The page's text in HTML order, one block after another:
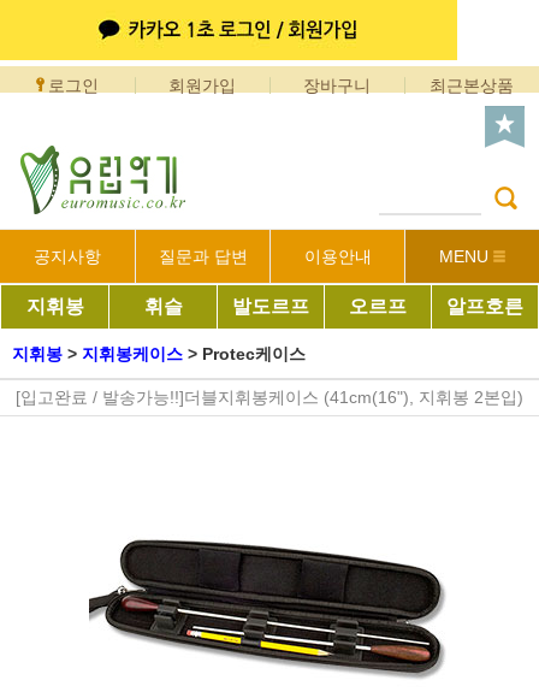
로그인 회원가입 장바구니 최근본상품
공지사항 질문과 답변 이용안내 MENU
지휘봉 휘슬 발도르프 오르프 알프호른
지휘봉 > 지휘봉케이스 > Protec케이스
[입고완료 / 발송가능!!]더블지휘봉케이스 (41cm(16"), 지휘봉 2본입)